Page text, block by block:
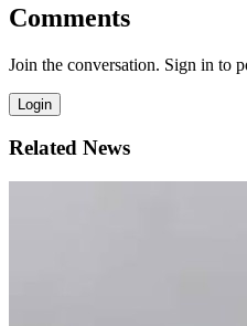
Comments
Join the conversation. Sign in to
Login
Related News